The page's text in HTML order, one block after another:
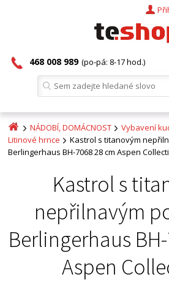
468 008 989 (po-pá: 8-17 hod.)
NÁDOBÍ, DOMÁCNOST Vybavení
Litinové hrnce
Kastrol s titanovým
Berlingerhaus BH-7068 28 cm Aspen
Kastrol s
nepřilnavým
Berlingerhaus
Aspen